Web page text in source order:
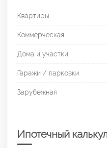
Квартиры
Коммерческая
Дома и участки
Гаражи / парковки
Зарубежная
Ипотечный